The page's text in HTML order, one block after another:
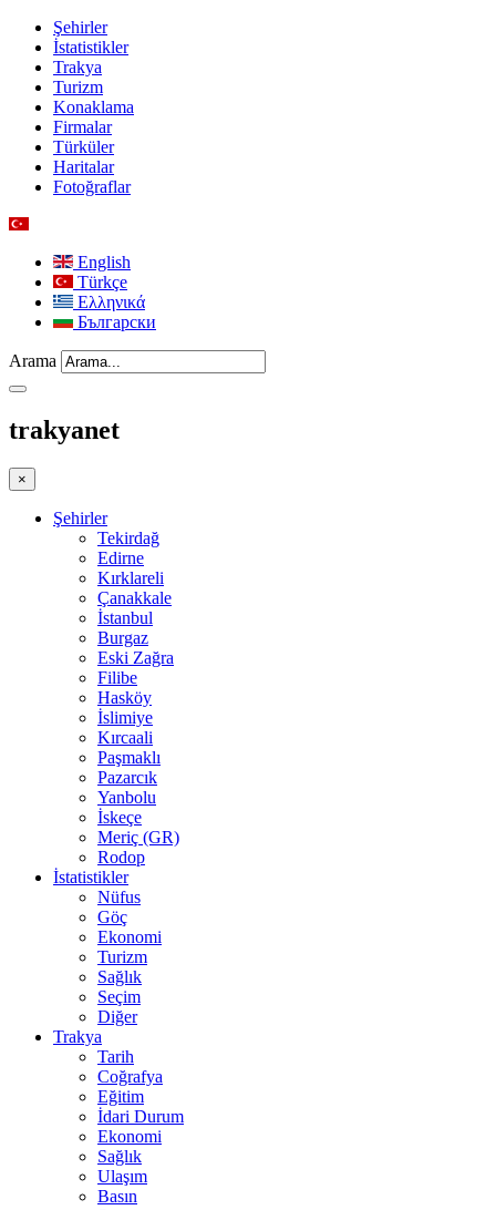
Şehirler
İstatistikler
Trakya
Turizm
Konaklama
Firmalar
Türküler
Haritalar
Fotoğraflar
English
Türkçe
Ελληνικά
Български
Arama
trakyanet
×
Şehirler
Tekirdağ
Edirne
Kırklareli
Çanakkale
İstanbul
Burgaz
Eski Zağra
Filibe
Hasköy
İslimiye
Kırcaali
Paşmaklı
Pazarcık
Yanbolu
İskeçe
Meriç (GR)
Rodop
İstatistikler
Nüfus
Göç
Ekonomi
Turizm
Sağlık
Seçim
Diğer
Trakya
Tarih
Coğrafya
Eğitim
İdari Durum
Ekonomi
Sağlık
Ulaşım
Basın